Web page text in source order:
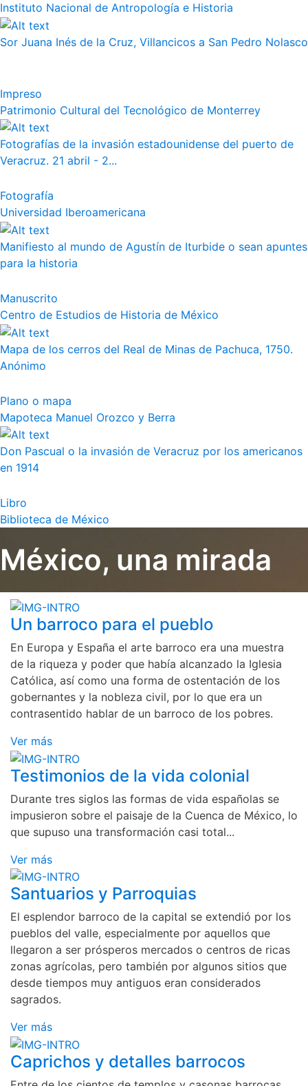
Instituto Nacional de Antropología e Historia
Sor Juana Inés de la Cruz, Villancicos a San Pedro Nolasco
Impreso
Patrimonio Cultural del Tecnológico de Monterrey
Fotografías de la invasión estadounidense del puerto de
Veracruz. 21 abril - 2...
Fotografía
Universidad Iberoamericana
Manifiesto al mundo de Agustín de Iturbide o sean apuntes
para la historia
Manuscrito
Centro de Estudios de Historia de México
Mapa de los cerros del Real de Minas de Pachuca, 1750.
Anónimo
Plano o mapa
Mapoteca Manuel Orozco y Berra
Don Pascual o la invasión de Veracruz por los americanos
en 1914
Libro
Biblioteca de México
México, una mirada
Un barroco para el pueblo
En Europa y España el arte barroco era una muestra
de la riqueza y poder que había alcanzado la Iglesia
Católica, así como una forma de ostentación de los
gobernantes y la nobleza civil, por lo que era un
contrasentido hablar de un barroco de los pobres.
Ver más
Testimonios de la vida colonial
Durante tres siglos las formas de vida españolas se
impusieron sobre el paisaje de la Cuenca de México, lo
que supuso una transformación casi total...
Ver más
Santuarios y Parroquias
El esplendor barroco de la capital se extendió por los
pueblos del valle, especialmente por aquellos que
llegaron a ser prósperos mercados o centros de ricas
zonas agrícolas, pero también por algunos sitios que
desde tiempos muy antiguos eran considerados
sagrados.
Ver más
Caprichos y detalles barrocos